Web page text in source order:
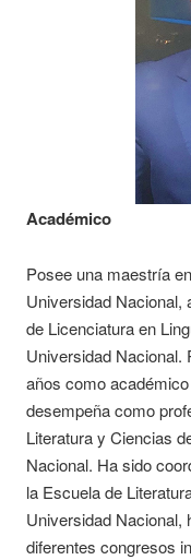
Académico
Posee una maestría
Universidad
de Licenciatura en
Universidad Nacional.
años como
desempeña como
Literatura y Ciencias
Nacional. Ha sido
la Escuela de
Universidad Nacional,
diferentes congresos